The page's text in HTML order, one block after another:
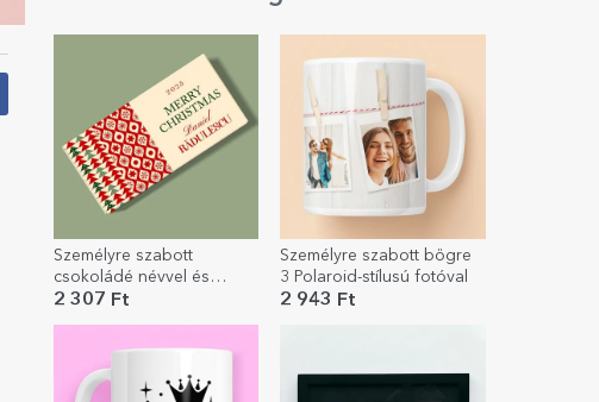
Személyre szabott
csokoládé névvel és
üzenettel - Klasszikus
2 307 Ft
Személyre szabott bögre
3 Polaroid-stílusú fotóval
2 943 Ft